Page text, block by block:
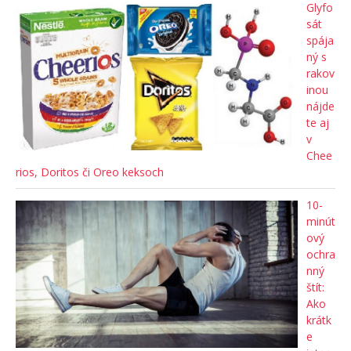
Glyfo
sát
spája
ný s
rakov
inou
nájde
te aj
v
Chee
rios, Doritos či Oreo keksoch
10-
minút
ový
ochra
nný
štít:
Ako
krátk
e